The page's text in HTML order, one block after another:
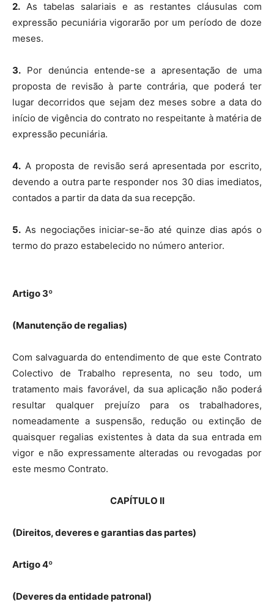
2. As tabelas salariais e as restantes cláusulas com
expressão pecuniária vigorarão por um período de doze
meses.
3. Por denúncia entende-se a apresentação de uma
proposta de revisão à parte contrária, que poderá ter
lugar decorridos que sejam dez meses sobre a data do
início de vigência do contrato no respeitante à matéria de
expressão pecuniária.
4. A proposta de revisão será apresentada por escrito,
devendo a outra parte responder nos 30 dias imediatos,
contados a partir da data da sua recepção.
5. As negociações iniciar-se-ão até quinze dias após o
termo do prazo estabelecido no número anterior.
Artigo 3º
(Manutenção de regalias)
Com salvaguarda do entendimento de que este Contrato
Colectivo de Trabalho representa, no seu todo, um
tratamento mais favorável, da sua aplicação não poderá
resultar qualquer prejuízo para os trabalhadores,
nomeadamente a suspensão, redução ou extinção de
quaisquer regalias existentes à data da sua entrada em
vigor e não expressamente alteradas ou revogadas por
este mesmo Contrato.
CAPÍTULO II
(Direitos, deveres e garantias das partes)
Artigo 4º
(Deveres da entidade patronal)